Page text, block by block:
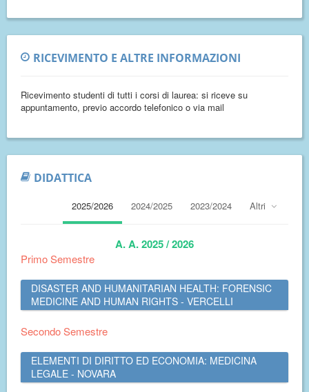
RICEVIMENTO E ALTRE INFORMAZIONI
Ricevimento studenti di tutti i corsi di laurea: si riceve su
appuntamento, previo accordo telefonico o via mail
DIDATTICA
2025/2026 2024/2025 2023/2024 Altri
A. A. 2025 / 2026
Primo Semestre
DISASTER AND HUMANITARIAN HEALTH: FORENSIC
MEDICINE AND HUMAN RIGHTS - VERCELLI
Secondo Semestre
ELEMENTI DI DIRITTO ED ECONOMIA: MEDICINA
LEGALE - NOVARA